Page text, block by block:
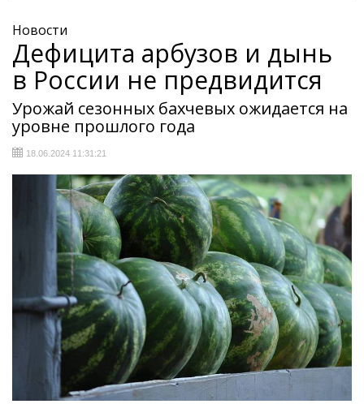
Новости
Дефицита арбузов и дынь
в России не предвидится
Урожай сезонных бахчевых ожидается на
уровне прошлого года
18.06.2024 11:31:21